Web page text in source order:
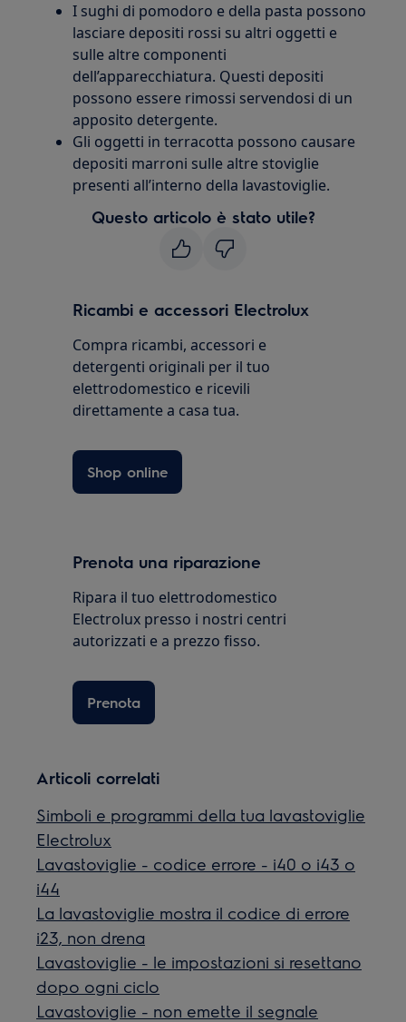
I sughi di pomodoro e della pasta possono
lasciare depositi rossi su altri oggetti e
sulle altre componenti
dell’apparecchiatura. Questi depositi
possono essere rimossi servendosi di un
apposito detergente.
Gli oggetti in terracotta possono causare
depositi marroni sulle altre stoviglie
presenti all’interno della lavastoviglie.
Questo articolo è stato utile?
Ricambi e accessori Electrolux
Compra ricambi, accessori e
detergenti originali per il tuo
elettrodomestico e ricevili
direttamente a casa tua.
Shop online
Prenota una riparazione
Ripara il tuo elettrodomestico
Electrolux presso i nostri centri
autorizzati e a prezzo fisso.
Prenota
Articoli correlati
Simboli e programmi della tua lavastoviglie
Electrolux
Lavastoviglie - codice errore - i40 o i43 o
i44
La lavastoviglie mostra il codice di errore
i23, non drena
Lavastoviglie - le impostazioni si resettano
dopo ogni ciclo
Lavastoviglie - non emette il segnale